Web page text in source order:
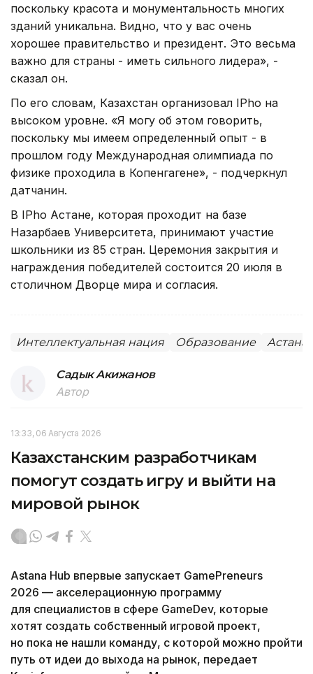
поскольку красота и монументальность многих
зданий уникальна. Видно, что у вас очень
хорошее правительство и президент. Это весьма
важно для страны - иметь сильного лидера», -
сказал он.
По его словам, Казахстан организовал IPho на
высоком уровне. «Я могу об этом говорить,
поскольку мы имеем определенный опыт - в
прошлом году Международная олимпиада по
физике проходила в Копенгагене», - подчеркнул
датчанин.
В IРho Астане, которая проходит на базе
Назарбаев Университета, принимают участие
школьники из 85 стран. Церемония закрытия и
награждения победителей состоится 20 июля в
столичном Дворце мира и согласия.
Интеллектуальная нация Образование Астана
Садык Акижанов
Автор
13:33, 06 Августа 2026
Казахстанским разработчикам
помогут создать игру и выйти на
мировой рынок
Astana Hub впервые запускает GamePreneurs
2026 — акселерационную программу
для специалистов в сфере GameDev, которые
хотят создать собственный игровой проект,
но пока не нашли команду, с которой можно пройти
путь от идеи до выхода на рынок, передает